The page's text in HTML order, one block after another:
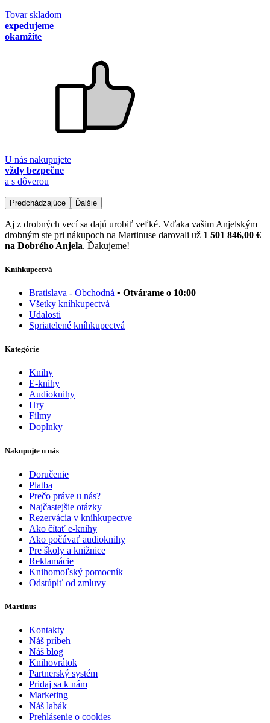
Tovar skladom
expedujeme
okamžite
U nás nakupujete
vždy bezpečne
a s dôverou
Predchádzajúce Ďalšie
Aj z drobných vecí sa dajú urobiť veľké. Vďaka vašim Anjelským
drobným ste pri nákupoch na Martinuse darovali už 1 501 846,00 €
na Dobrého Anjela. Ďakujeme!
Kníhkupectvá
Bratislava - Obchodná • Otvárame o 10:00
Všetky kníhkupectvá
Udalosti
Spriatelené kníhkupectvá
Kategórie
Knihy
E-knihy
Audioknihy
Hry
Filmy
Doplnky
Nakupujte u nás
Doručenie
Platba
Prečo práve u nás?
Najčastejšie otázky
Rezervácia v kníhkupectve
Ako čítať e-knihy
Ako počúvať audioknihy
Pre školy a knižnice
Reklamácie
Knihomoľský pomocník
Odstúpiť od zmluvy
Martinus
Kontakty
Náš príbeh
Náš blog
Knihovrátok
Partnerský systém
Pridaj sa k nám
Marketing
Náš labák
Prehlásenie o cookies